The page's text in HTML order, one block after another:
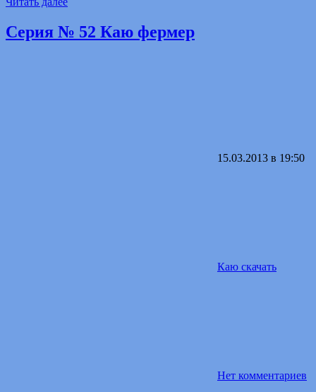
Серия № 52 Каю фермер
15.03.2013 в 19:50
Каю скачать
Нет комментариев